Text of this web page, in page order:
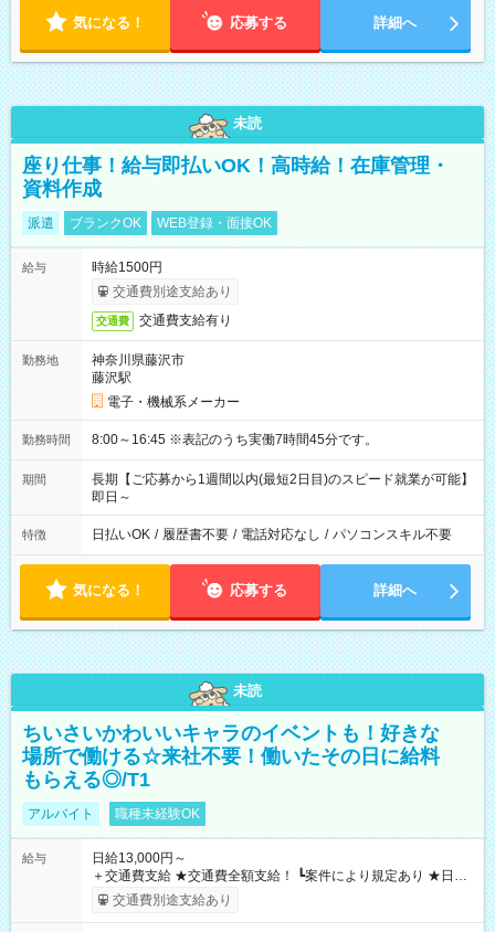
気になる！ 応募する 詳細へ
未読
座り仕事！給与即払いOK！高時給！在庫管理・
資料作成
派遣 ブランクOK WEB登録・面接OK
給与
時給1500円
交通費別途支給あり
交通費 交通費支給有り
勤務地
神奈川県藤沢市
藤沢駅
電子・機械系メーカー
勤務時間 8:00～16:45 ※表記のうち実働7時間45分です。
期間
長期【ご応募から1週間以内(最短2日目)のスピード就業が可能】
即日～
特徴 日払いOK / 履歴書不要 / 電話対応なし / パソコンスキル不要
気になる！ 応募する 詳細へ
未読
ちいさいかわいいキャラのイベントも！好きな
場所で働ける☆来社不要！働いたその日に給料
もらえる◎/T1
アルバイト 職種未経験OK
給与
日給13,000円～
＋交通費支給 ★交通費全額支給！ ┗案件により規定あり ★日払
いOK！（規定あり） ┗働いたその日に現金GET♪ お仕事後はコ
ンビニATMから 日払い分を引き落とせます！ 【試用期間】試
交通費別途支給あり